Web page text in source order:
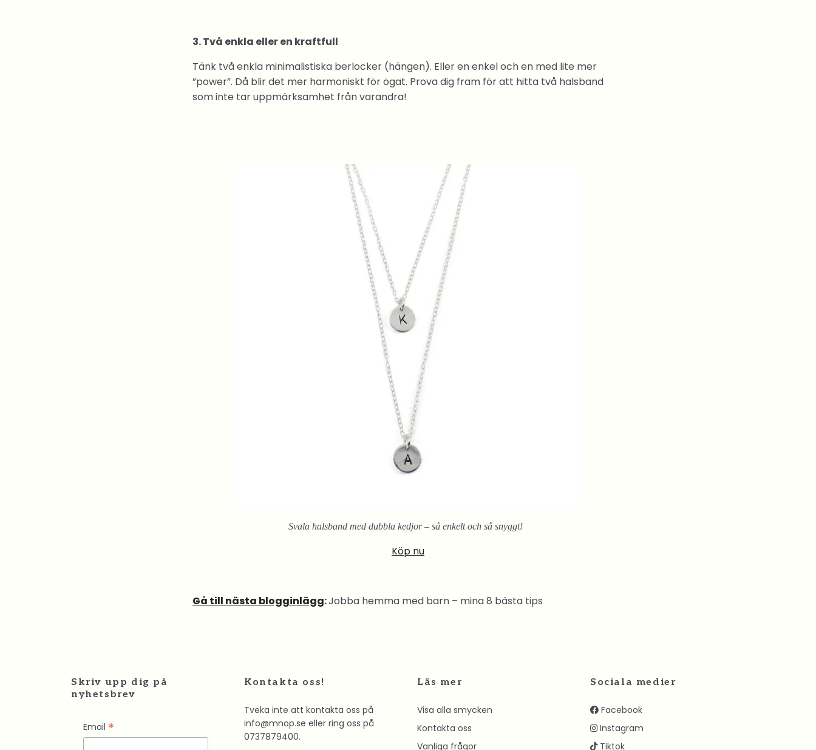
3. Två enkla eller en kraftfull
Tänk två enkla minimalistiska berlocker (hängen). Eller en enkel och en med lite mer
”power”. Då blir det mer harmoniskt för ögat. Prova dig fram för att hitta två halsband
som inte tar uppmärksamhet från varandra!
Svala halsband med dubbla kedjor – så enkelt och så snyggt!
Köp nu
Gå till nästa blogginlägg:Jobba hemma med barn – mina 8 bästa tips
Skriv upp dig på
nyhetsbrev
Email *
Kontakta oss!
Tveka inte att kontakta oss på
info@mnop.se eller ring oss på
0737879400.
Läs mer
Visa alla smycken
Kontakta oss
Vanliga frågor
Sociala medier
Facebook
Instagram
Tiktok